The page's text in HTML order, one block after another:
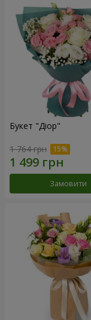
Букет "Діор"
1 764 грн
Замовити